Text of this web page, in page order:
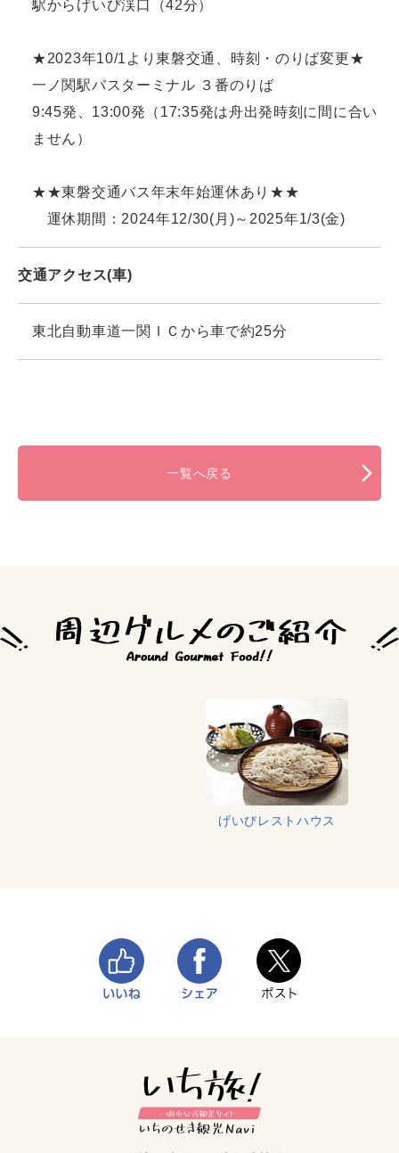
駅からげいび渓口（42分）
★2023年10/1より東磐交通、時刻・のりば変更★
一ノ関駅バスターミナル ３番のりば
9:45発、13:00発（17:35発は舟出発時刻に間に合い
ません）
★★東磐交通バス年末年始運休あり★★
運休期間：2024年12/30(月)～2025年1/3(金)
交通アクセス(車)
東北自動車道一関ＩＣから車で約25分
一覧へ戻る
げいびレストハウス